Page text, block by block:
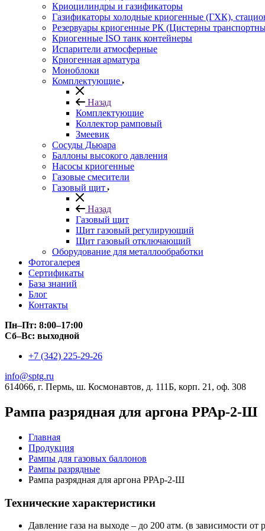
Криоцилиндры и газификаторы
Газификаторы холодные криогенные (ГХК),
Резервуары криогенные РК (Цистерны
Криогенные ISO танк контейнеры
Испарители атмосферные
Криогенная арматура
Моноблоки
Комплектующие
Назад
Комплектующие
Коллектор рамповый
Змеевик
Сосуды Дьюара
Баллоны высокого давления
Насосы криогенные
Газовые смесители
Газовый щит
Назад
Газовый щит
Щит газовый регулирующий
Щит газовый отключающий
Оборудование для металлообработки
Фотогалерея
Сертификаты
База знаний
Блог
Контакты
Пн–Пт: 8:00–17:00
Сб–Вс: выходной
+7 (342) 225-29-26
info@sptg.ru
614066, г. Пермь, ш. Космонавтов, д. 111Б, корп. 21, оф. 308
Рампа разрядная для аргона РРАр-2-Ш
Главная
Продукция
Рампы для газовых баллонов
Рампы разрядные
Рампа разрядная для аргона РРАр-2-Ш
Технические характеристики
Давление газа на выходе – до 200 атм. (в зависимости от